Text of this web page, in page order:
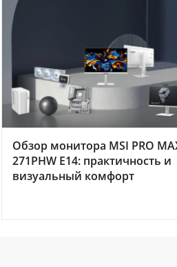
Обзор монитора MSI PRO
271PHW E14: практичность и
визуальный комфорт